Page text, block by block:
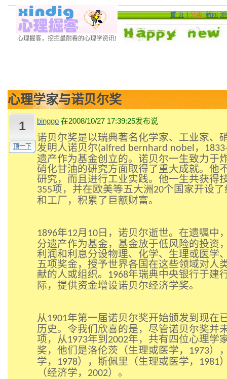
心理掘客，挖掘最耐看的心理学资讯!
首 页|分类·新闻·
心理学家与诺贝尔奖
1
顶一下
binggo 在2008/10/27 17:39:25发布说
诺贝尔奖是以瑞典著名化学家、工业家、
发明人诺贝尔(alfred bernhard nobel ，
遗产作为基金创立的。诺贝尔一生致力于
硝化甘油的研究方面取得了重大成就。他
研究，而且进行工业实践。他一生共获得
355项，并在欧美等五大洲 20个国家开设了
和工厂，积累了巨额财富。
1896年12月 10 日，诺贝尔逝世。在遗嘱中
分遗产作为基金，基金放于低风险的投资
利润和利息分设物理、化学、生理或医学
五项奖金，授予世界各国在这些领域对人
献的人或组织。
1968年瑞典中央银行于建
际，提供资金增设诺贝尔经济学奖。
从 1901年第一届诺贝尔奖开始颁发到现在
历史。令我们欣喜的是，尽管诺贝尔奖并
项，从 1973年到 2002年，共有四位心理学
奖，他们是洛伦茨（生理或医学，
1973）
学，
1978），斯佩里（生理或医学， 1981
（经济学， 2002）。